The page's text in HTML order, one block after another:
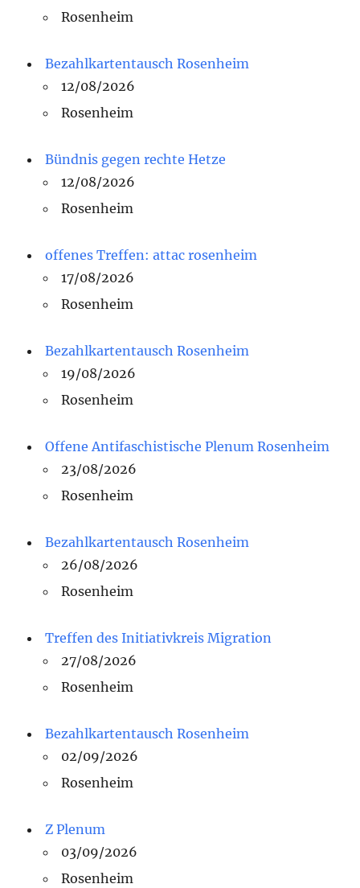
Rosenheim
Bezahlkartentausch Rosenheim
12/08/2026
Rosenheim
Bündnis gegen rechte Hetze
12/08/2026
Rosenheim
offenes Treffen: attac rosenheim
17/08/2026
Rosenheim
Bezahlkartentausch Rosenheim
19/08/2026
Rosenheim
Offene Antifaschistische Plenum Rosenheim
23/08/2026
Rosenheim
Bezahlkartentausch Rosenheim
26/08/2026
Rosenheim
Treffen des Initiativkreis Migration
27/08/2026
Rosenheim
Bezahlkartentausch Rosenheim
02/09/2026
Rosenheim
Z Plenum
03/09/2026
Rosenheim